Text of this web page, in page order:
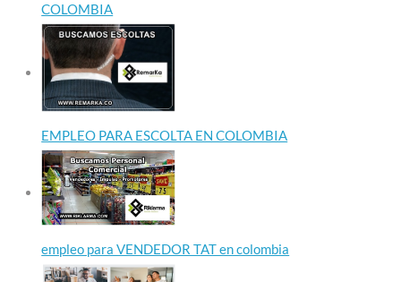
COLOMBIA
EMPLEO PARA ESCOLTA EN COLOMBIA
empleo para VENDEDOR TAT en colombia